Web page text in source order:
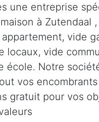
une entreprise
à Zutendaal
vide
locaux, vide
école. Notre
vos encombrants
gratuit pour vos